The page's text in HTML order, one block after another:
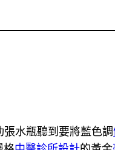
張水瓶聽到要將藍色調